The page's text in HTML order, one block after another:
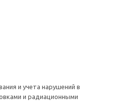
и учета нарушений в
и радиационными